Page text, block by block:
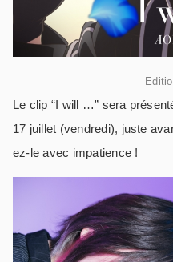
Le clip “I will …” sera
17 juillet (vendredi), juste
ez-le avec impatience !